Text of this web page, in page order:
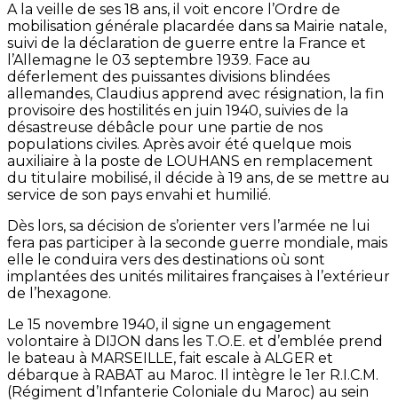
A la veille de ses 18 ans, il voit encore l’Ordre de
mobilisation générale placardée dans sa Mairie natale,
suivi de la déclaration de guerre entre la France et
l’Allemagne le 03 septembre 1939. Face au
déferlement des puissantes divisions blindées
allemandes, Claudius apprend avec résignation, la fin
provisoire des hostilités en juin 1940, suivies de la
désastreuse débâcle pour une partie de nos
populations civiles. Après avoir été quelque mois
auxiliaire à la poste de LOUHANS en remplacement
du titulaire mobilisé, il décide à 19 ans, de se mettre au
service de son pays envahi et humilié.
Dès lors, sa décision de s’orienter vers l’armée ne lui
fera pas participer à la seconde guerre mondiale, mais
elle le conduira vers des destinations où sont
implantées des unités militaires françaises à l’extérieur
de l’hexagone.
Le 15 novembre 1940, il signe un engagement
volontaire à DIJON dans les T.O.E. et d’emblée prend
le bateau à MARSEILLE, fait escale à ALGER et
débarque à RABAT au Maroc. Il intègre le 1er R.I.C.M.
(Régiment d’Infanterie Coloniale du Maroc) au sein